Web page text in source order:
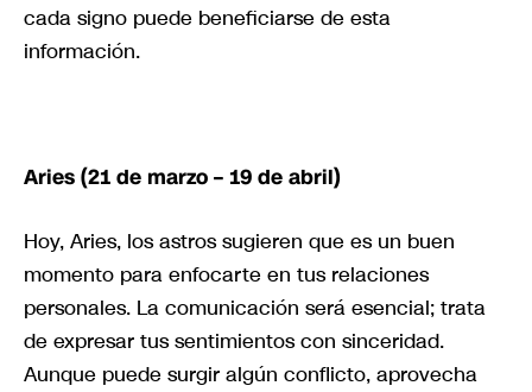
cada signo puede beneficiarse de esta
información.
Aries (21 de marzo – 19 de abril)
Hoy, Aries, los astros sugieren que es un buen
momento para enfocarte en tus relaciones
personales. La comunicación será esencial; trata
de expresar tus sentimientos con sinceridad.
Aunque puede surgir algún conflicto, aprovecha